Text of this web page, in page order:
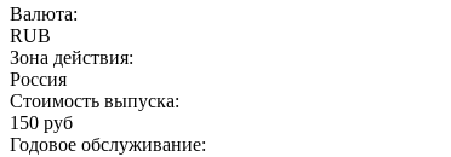
Валюта:
RUB
Зона действия:
Россия
Стоимость выпуска:
150 руб
Годовое обслуживание: